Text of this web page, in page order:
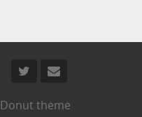
Donut theme